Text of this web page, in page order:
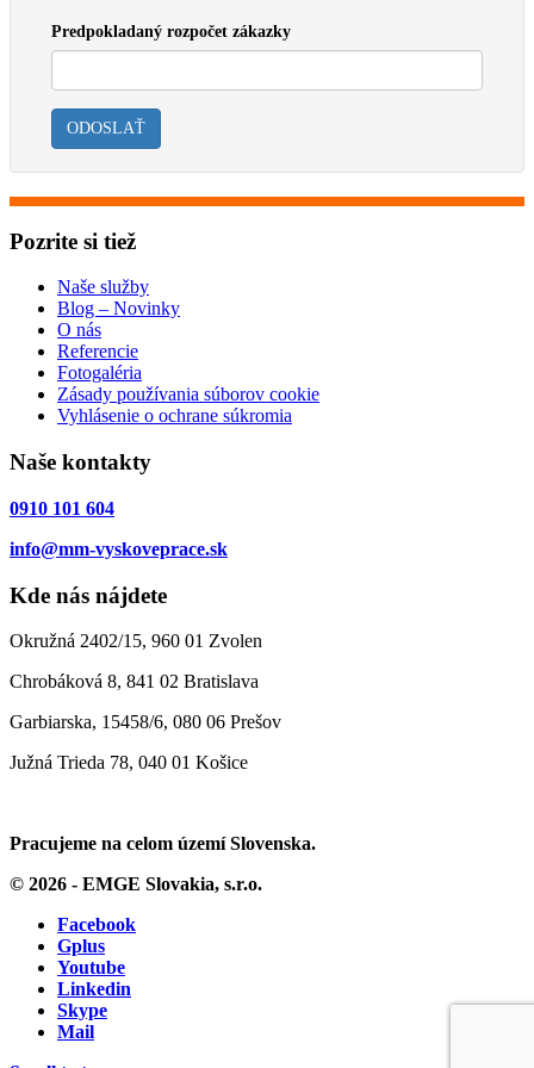
Predpokladaný rozpočet zákazky
ODOSLAŤ
Pozrite si tiež
Naše služby
Blog – Novinky
O nás
Referencie
Fotogaléria
Zásady používania súborov cookie
Vyhlásenie o ochrane súkromia
Naše kontakty
0910 101 604
info@mm-vyskoveprace.sk
Kde nás nájdete
Okružná 2402/15, 960 01 Zvolen
Chrobáková 8, 841 02 Bratislava
Garbiarska, 15458/6, 080 06 Prešov
Južná Trieda 78, 040 01 Košice
Pracujeme na celom území Slovenska.
© 2026 - EMGE Slovakia, s.r.o.
Facebook
Gplus
Youtube
Linkedin
Skype
Mail